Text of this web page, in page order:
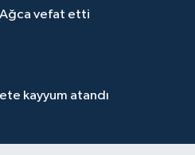
Ağca vefat etti
kayyum atandı